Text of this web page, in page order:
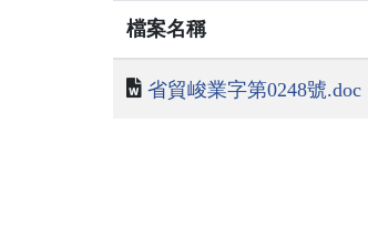
檔案名稱
省貿峻業字第0248號.doc